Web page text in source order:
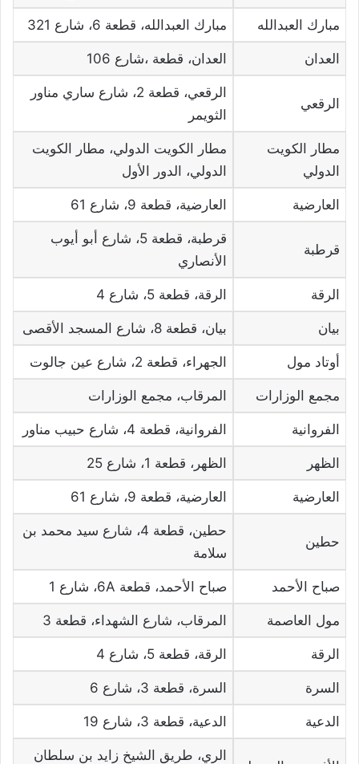
مبارك العبدالله مبارك العبدالله، قطعة 6، شارع 321
العدان العدان، قطعة ،شارع 106
الرقعي
الرقعي، قطعة 2، شارع ساري مناور
الثويمر
مطار الكويت
الدولي
مطار الكويت الدولي، مطار الكويت
الدولي، الدور الأول
العارضية العارضية، قطعة 9، شارع 61
قرطبة
قرطبة، قطعة 5، شارع أبو أيوب
الأنصاري
الرقة الرقة، قطعة 5، شارع 4
بيان بيان، قطعة 8، شارع المسجد الأقصى
أوتاد مول الجهراء، قطعة 2، شارع عين جالوت
مجمع الوزارات المرقاب، مجمع الوزارات
الفروانية الفروانية، قطعة 4، شارع حبيب مناور
الظهر الظهر، قطعة 1، شارع 25
العارضية العارضية، قطعة 9، شارع 61
حطين
حطين، قطعة 4، شارع سيد محمد بن
سلامة
صباح الأحمد صباح الأحمد، قطعة 6A، شارع 1
مول العاصمة المرقاب، شارع الشهداء، قطعة 3
الرقة الرقة، قطعة 5، شارع 4
السرة السرة، قطعة 3، شارع 6
الدعية الدعية، قطعة 3، شارع 19
الري، طريق الشيخ زايد بن سلطان